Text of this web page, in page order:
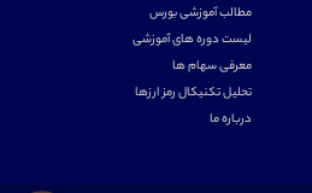
مطالب آموزشی بورس
لیست دوره های آموزشی
معرفی سهام ها
تحلیل تکنیکال رمز ارزها
درباره ما